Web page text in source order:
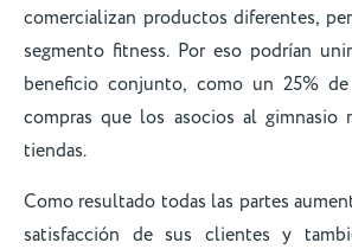
comercializan productos diferentes,
segmento fitness. Por eso podrían
beneficio conjunto, como un 25%
compras que los asocios al gimnasio
tiendas.
Como resultado todas las partes
satisfacción de sus clientes y